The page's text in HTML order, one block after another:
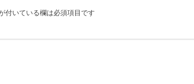
付いている欄は必須項目です